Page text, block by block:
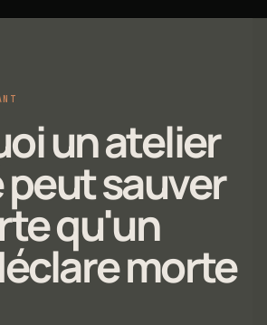
un atelier
sauver
qu'un
morte